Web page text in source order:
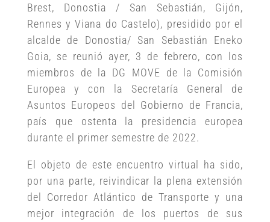
Brest, Donostia / San Sebastián, Gijón,
Rennes y Viana do Castelo), presidido por el
alcalde de Donostia/ San Sebastián Eneko
Goia, se reunió ayer, 3 de febrero, con los
miembros de la DG MOVE de la Comisión
Europea y con la Secretaría General de
Asuntos Europeos del Gobierno de Francia,
país que ostenta la presidencia europea
durante el primer semestre de 2022.
El objeto de este encuentro virtual ha sido,
por una parte, reivindicar la plena extensión
del Corredor Atlántico de Transporte y una
mejor integración de los puertos de sus